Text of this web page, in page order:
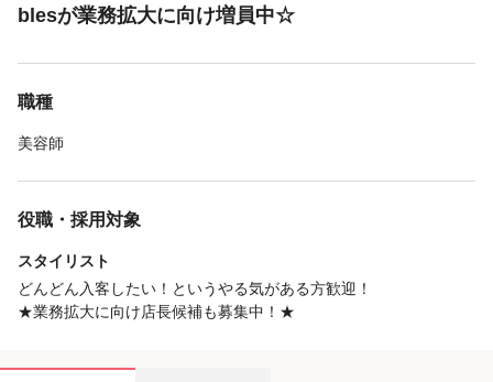
blesが業務拡大に向け増員中☆
職種
美容師
役職・採用対象
スタイリスト
どんどん入客したい！というやる気がある方歓迎！
★業務拡大に向け店長候補も募集中！★